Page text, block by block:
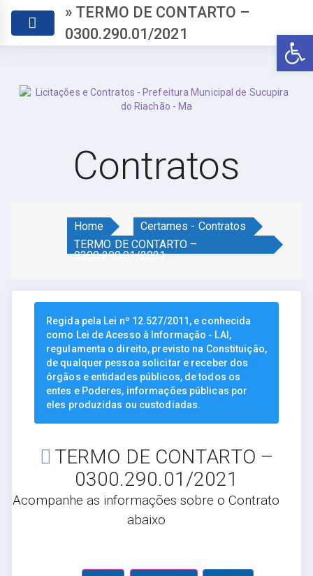
» TERMO DE CONTARTO –
0300.290.01/2021
Contratos
Home
Certames - Contratos
TERMO DE CONTARTO –
0300.290.01/2021
Regida pela Lei nº 12.527/2011, e conhecida
como Lei de Acesso à Informação - LAI,
regulamenta o direito, previsto na Constituição,
de qualquer pessoa solicitar e receber dos
órgãos e entidades públicos, de todos os
entes e Poderes, informações públicas por
eles produzidas ou custodiadas.
TERMO DE CONTARTO –
0300.290.01/2021
Acompanhe as informações sobre o Contrato
abaixo